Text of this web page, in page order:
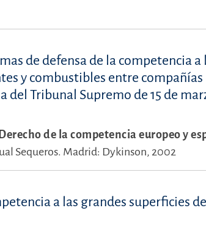
de defensa de la competencia a
y combustibles entre compañías
del Tribunal Supremo de 15 de
Derecho de la competencia europeo y
Sequeros. Madrid: Dykinson, 2002
a las grandes superficies de